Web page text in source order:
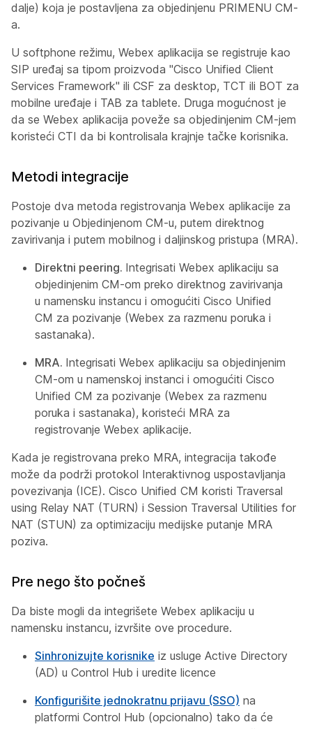
dalje) koja je postavljena za objedinjenu PRIMENU CM-
a.
U softphone režimu, Webex aplikacija se registruje kao
SIP uređaj sa tipom proizvoda "Cisco Unified Client
Services Framework" ili CSF za desktop, TCT ili BOT za
mobilne uređaje i TAB za tablete. Druga mogućnost je
da se Webex aplikacija poveže sa objedinjenim CM-jem
koristeći CTI da bi kontrolisala krajnje tačke korisnika.
Metodi integracije
Postoje dva metoda registrovanja Webex aplikacije za
pozivanje u Objedinjenom CM-u, putem direktnog
zavirivanja i putem mobilnog i daljinskog pristupa (MRA).
Direktni peering. Integrisati Webex aplikaciju sa
objedinjenim CM-om preko direktnog zavirivanja
u namensku instancu i omogućiti Cisco Unified
CM za pozivanje (Webex za razmenu poruka i
sastanaka).
MRA. Integrisati Webex aplikaciju sa objedinjenim
CM-om u namenskoj instanci i omogućiti Cisco
Unified CM za pozivanje (Webex za razmenu
poruka i sastanaka), koristeći MRA za
registrovanje Webex aplikacije.
Kada je registrovana preko MRA, integracija takođe
može da podrži protokol Interaktivnog uspostavljanja
povezivanja (ICE). Cisco Unified CM koristi Traversal
using Relay NAT (TURN) i Session Traversal Utilities for
NAT (STUN) za optimizaciju medijske putanje MRA
poziva.
Pre nego što počneš
Da biste mogli da integrišete Webex aplikaciju u
namensku instancu, izvršite ove procedure.
Sinhronizujte korisnike iz usluge Active Directory
(AD) u Control Hub i uredite licence
Konfigurišite jednokratnu prijavu (SSO) na
platformi Control Hub (opcionalno) tako da će